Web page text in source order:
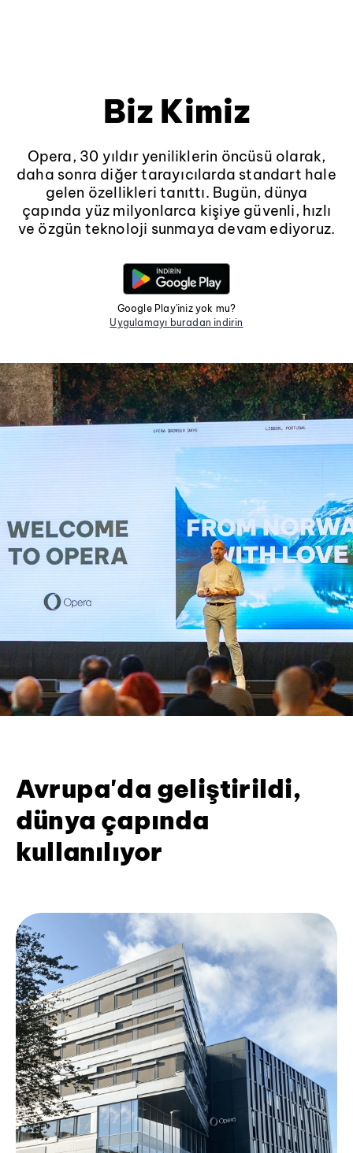
Biz Kimiz
Opera, 30 yıldır yeniliklerin öncüsü olarak,
daha sonra diğer tarayıcılarda standart hale
gelen özellikleri tanıttı. Bugün, dünya
çapında yüz milyonlarca kişiye güvenli, hızlı
ve özgün teknoloji sunmaya devam ediyoruz.
Google Play'iniz yok mu?
Uygulamayı buradan indirin
Avrupa'da geliştirildi,
dünya çapında
kullanılıyor